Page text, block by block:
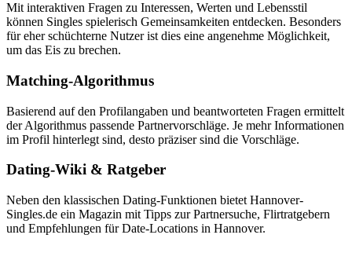
Mit interaktiven Fragen zu Interessen, Werten und Lebensstil
können Singles spielerisch Gemeinsamkeiten entdecken. Besonders
für eher schüchterne Nutzer ist dies eine angenehme Möglichkeit,
um das Eis zu brechen.
Matching-Algorithmus
Basierend auf den Profilangaben und beantworteten Fragen ermittelt
der Algorithmus passende Partnervorschläge. Je mehr Informationen
im Profil hinterlegt sind, desto präziser sind die Vorschläge.
Dating-Wiki & Ratgeber
Neben den klassischen Dating-Funktionen bietet Hannover-
Singles.de ein Magazin mit Tipps zur Partnersuche, Flirtratgebern
und Empfehlungen für Date-Locations in Hannover.